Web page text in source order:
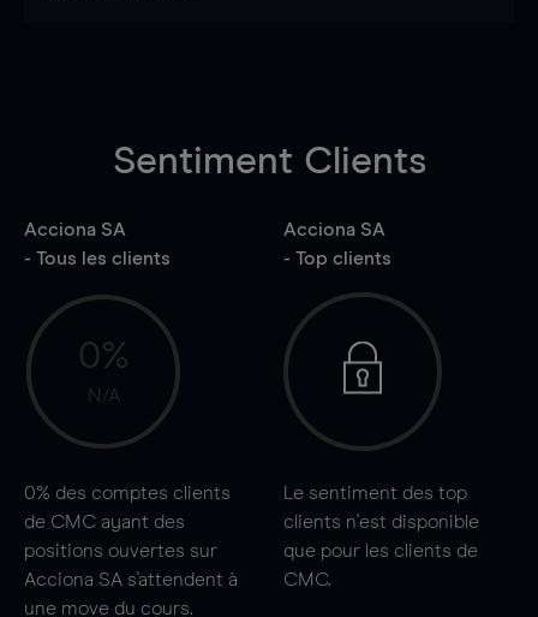
Sentiment Clients
Acciona SA
- Tous les clients
0%
N/A
0% des comptes clients
de CMC ayant des
positions ouvertes sur
Acciona SA s'attendent à
une move du cours.
Acciona SA
- Top clients
Le sentiment des top
clients n'est disponible
que pour les clients de
CMC.